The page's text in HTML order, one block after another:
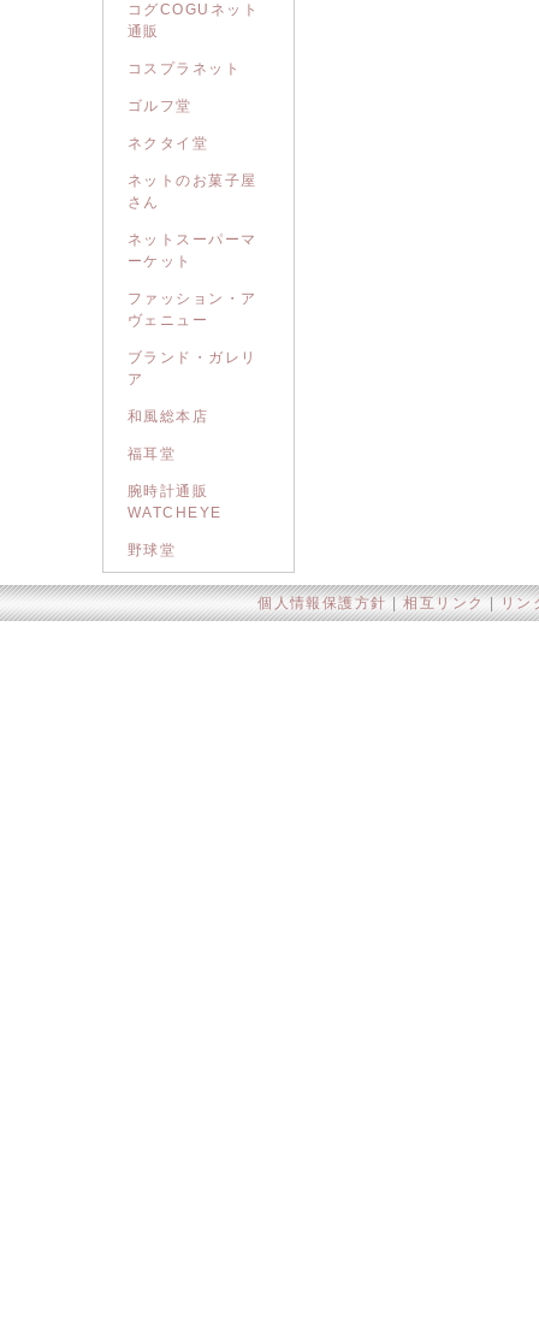
コグCOGUネット
通販
コスプラネット
ゴルフ堂
ネクタイ堂
ネットのお菓子屋
さん
ネットスーパーマ
ーケット
ファッション・ア
ヴェニュー
ブランド・ガレリ
ア
和風総本店
福耳堂
腕時計通販
WATCHEYE
野球堂
個人情報保護方針 |相互リンク リン